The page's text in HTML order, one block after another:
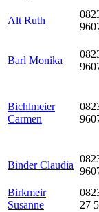
Alt Ruth
Barl Monika
Bichlmeier
Carmen
Binder Claudia
Birkmeir
Susanne
27